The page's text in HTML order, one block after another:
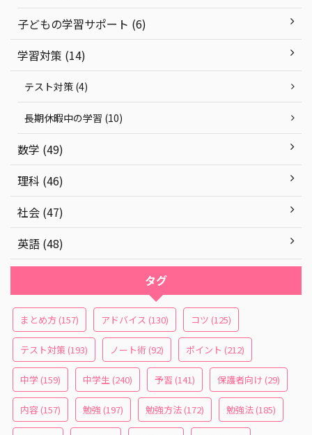
子どもの学習サポート (6)
学習対策 (14)
テスト対策 (4)
長期休暇中の学習 (10)
数学 (49)
理科 (46)
社会 (47)
英語 (48)
タグ
まとめ方(157) アドバイス (130) コツ (125)
テスト対策(193) ノート術(92) ポイント (212)
中学(159) 中学生(240) 予習 (141) 保護者向け (29)
内容(157) 勉強(197) 勉強方法(172) 勉強法(185)